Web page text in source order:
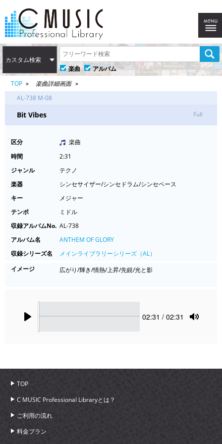
カスタム検索
楽曲
アルバム
TOP
楽曲詳細画面
AL-738 M-08
Bit Vibes Full
区分
楽曲
時間
2:31
ジャンル
テクノ
楽器
シンセサイザー/シンセドラム/シンセベース
キー
メジャー
テンポ
ミドル
収録アルバムNo. AL-738
アルバム名
ANTHEM OF GLORY
収録シリーズ名
メインライブラリーシリーズ（AL）
イメージ
広がり/輝き/情熱/上昇/先鋭/光と影
Current
02:31 / 02:31
TOP
C MUSIC Professional Libraryとは？
ご利用の流れ
料金プラン